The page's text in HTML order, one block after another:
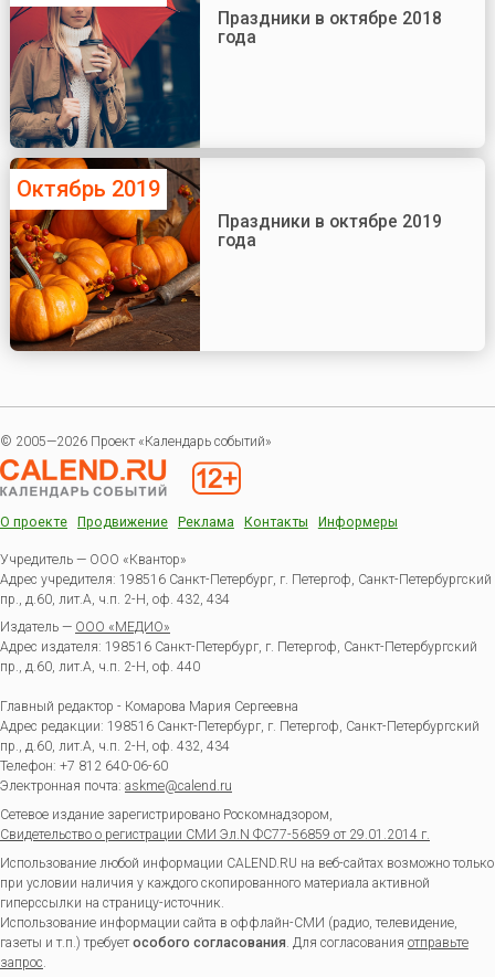
Праздники в октябре 2018
года
Октябрь 2019
Праздники в октябре 2019
года
© 2005—2026 Проект «Календарь событий»
О проекте Продвижение Реклама Контакты Информеры
Учредитель — ООО «Квантор»
Адрес учредителя: 198516 Санкт-Петербург, г. Петергоф, Санкт-Петербургский
пр., д.60, лит.А, ч.п. 2-Н, оф. 432, 434
Издатель — ООО «МЕДИО»
Адрес издателя: 198516 Санкт-Петербург, г. Петергоф, Санкт-Петербургский
пр., д.60, лит.А, ч.п. 2-Н, оф. 440
Главный редактор - Комарова Мария Сергеевна
Адрес редакции: 198516 Санкт-Петербург, г. Петергоф, Санкт-Петербургский
пр., д.60, лит.А, ч.п. 2-Н, оф. 432, 434
Телефон: +7 812 640-06-60
Электронная почта: askme@calend.ru
Сетевое издание зарегистрировано Роскомнадзором,
Свидетельство о регистрации СМИ Эл.N ФС77-56859 от 29.01.2014 г.
Использование любой информации CALEND.RU на веб-сайтах возможно только
при условии наличия у каждого скопированного материала активной
гиперссылки на страницу-источник.
Использование информации сайта в оффлайн-СМИ (радио, телевидение,
газеты и т.п.) требуетособого согласования . Для согласования отправьте
запрос